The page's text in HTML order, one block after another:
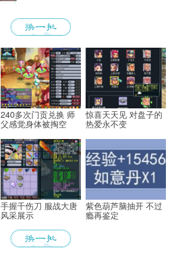
令牌、无双徽记等高价值道具，还
能解锁专属限时称谓、万界通廊摊
限定奖励。
240多次门贡兑换 师
父感觉身体被掏空
惊喜天天见 对盘子的
热爱永不变
手握千伤刀 服战大唐
风采展示
紫色葫芦脑抽开 不过
瘾再鉴定